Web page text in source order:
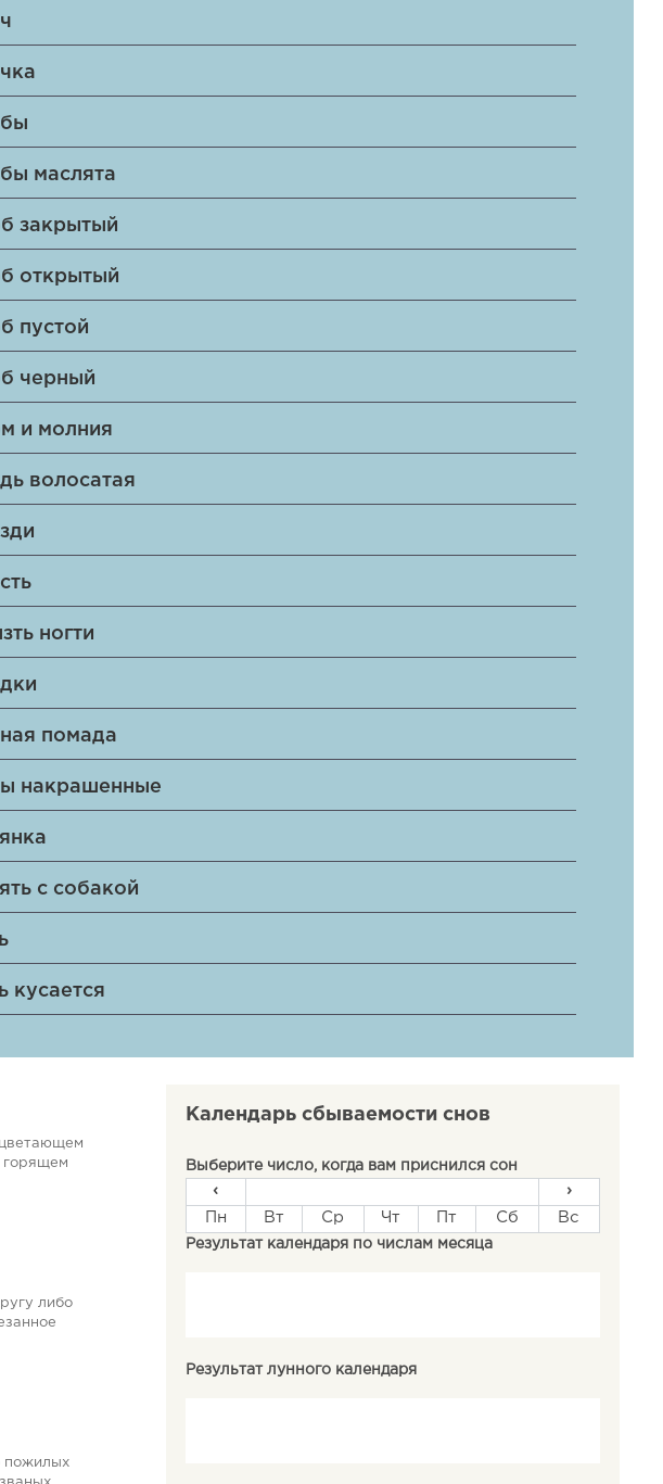
маслята
закрытый
открытый
пустой
черный
и молния
волосатая
ногти
помада
накрашенные
с собакой
кусается
горящем
либо
пожилых
Календарь сбываемости снов
Выберите число, когда вам приснился сон
‹
›
Пн
Вт Ср Чт Пт Сб Вс
Результат календаря по числам месяца
Результат лунного календаря